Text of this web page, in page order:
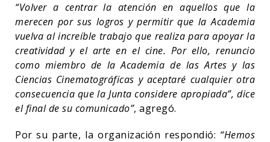
“Volver a centrar la atención en aquellos que la
merecen por sus logros y permitir que la Academia
vuelva al increíble trabajo que realiza para apoyar la
creatividad y el arte en el cine. Por ello, renuncio
como miembro de la Academia de las Artes y las
Ciencias Cinematográficas y aceptaré cualquier otra
consecuencia que la Junta considere apropiada”, dice
el final de su comunicado”, agregó.
Por su parte, la organización respondió: “Hemos